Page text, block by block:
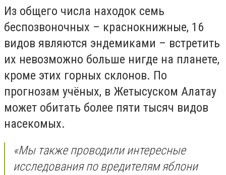
Из общего числа находок семь
беспозвоночных – краснокнижные, 16
видов являются эндемиками – встретить
их невозможно больше нигде на планете,
кроме этих горных склонов. По
прогнозам учёных, в Жетысуском Алатау
может обитать более пяти тысяч видов
насекомых.
«Мы также проводили интересные
исследования по вредителям яблони